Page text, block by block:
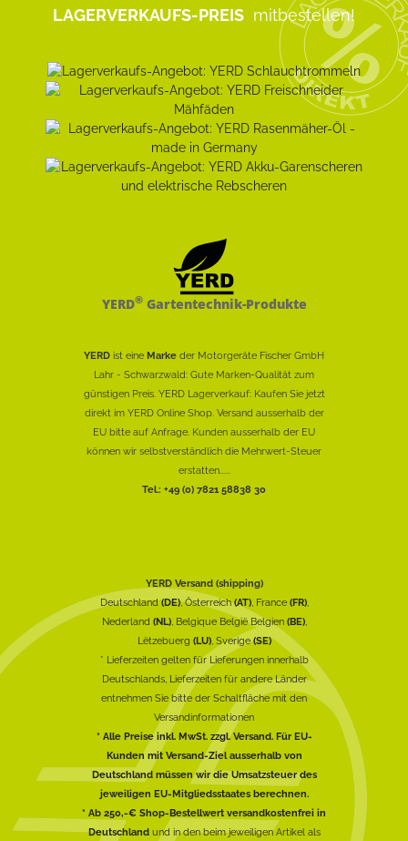
LAGERVERKAUFS-PREIS mitbestellen!
YERD®Gartentechnik-Produkte
YERD ist eine Marke der Motorgeräte Fischer GmbH
Lahr - Schwarzwald: Gute Marken-Qualität zum
günstigen Preis. YERD Lagerverkauf: Kaufen Sie jetzt
direkt im YERD Online Shop. Versand ausserhalb der
EU bitte auf Anfrage. Kunden ausserhalb der EU
können wir selbstverständlich die Mehrwert-Steuer
erstatten......
Tel.: +49 (0) 7821 58838 30
YERD Versand (shipping)
Deutschland(DE), Österreich(AT), France (FR),
Nederland (NL), Belgique België Belgien (BE),
Lëtzebuerg (LU), Sverige(SE)
* Lieferzeiten gelten für Lieferungen innerhalb
Deutschlands, Lieferzeiten für andere Länder
entnehmen Sie bitte der Schaltfläche mit den
Versandinformationen
* Alle Preise inkl. MwSt. zzgl. Versand. Für EU-
Kunden mit Versand-Ziel ausserhalb von
Deutschland müssen wir die Umsatzsteuer des
jeweiligen EU-Mitgliedsstaates berechnen.
* Ab 250,-€ Shop-Bestellwert versandkostenfrei in
Deutschlandund in den beim jeweiligen Artikel als